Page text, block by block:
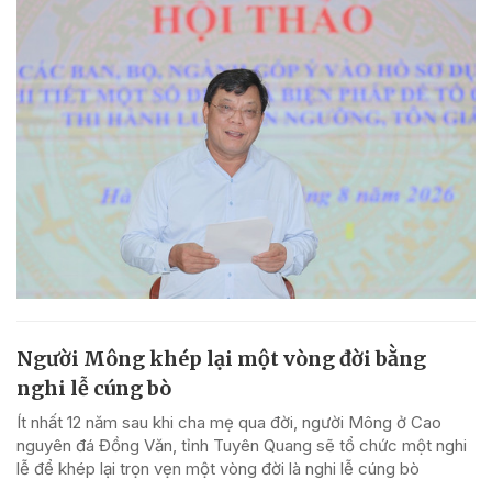
Người Mông khép lại một vòng đời bằng
nghi lễ cúng bò
Ít nhất 12 năm sau khi cha mẹ qua đời, người Mông ở Cao
nguyên đá Đồng Văn, tỉnh Tuyên Quang sẽ tổ chức một nghi
lễ để khép lại trọn vẹn một vòng đời là nghi lễ cúng bò